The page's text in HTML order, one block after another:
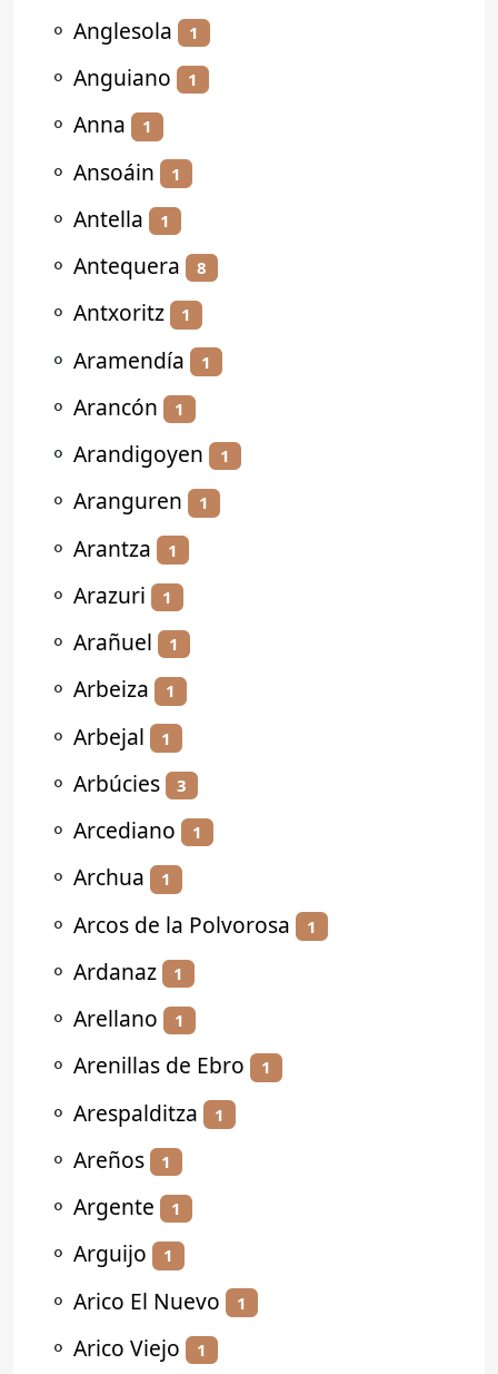
⚬ Anglesola 1
⚬ Anguiano 1
⚬ Anna 1
⚬ Ansoáin 1
⚬ Antella 1
⚬ Antequera 8
⚬ Antxoritz 1
⚬ Aramendía 1
⚬ Arancón 1
⚬ Arandigoyen 1
⚬ Aranguren 1
⚬ Arantza 1
⚬ Arazuri 1
⚬ Arañuel 1
⚬ Arbeiza 1
⚬ Arbejal 1
⚬ Arbúcies 3
⚬ Arcediano 1
⚬ Archua 1
⚬ Arcos de la Polvorosa 1
⚬ Ardanaz 1
⚬ Arellano 1
⚬ Arenillas de Ebro 1
⚬ Arespalditza 1
⚬ Areños 1
⚬ Argente 1
⚬ Arguijo 1
⚬ Arico El Nuevo 1
⚬ Arico Viejo 1